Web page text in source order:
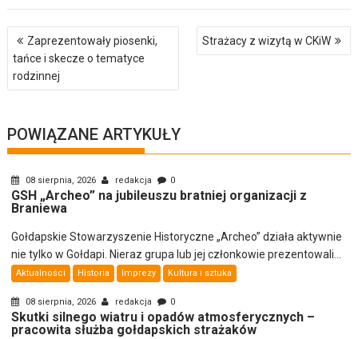
Nawigacja
wpisu
Zaprezentowały piosenki,
tańce i skecze o tematyce
rodzinnej
Strażacy z wizytą w CKiW
POWIĄZANE ARTYKUŁY
08 sierpnia, 2026 redakcja 0
GSH „Archeo” na jubileuszu bratniej organizacji z
Braniewa
Gołdapskie Stowarzyszenie Historyczne „Archeo” działa aktywnie
nie tylko w Gołdapi. Nieraz grupa lub jej członkowie prezentowali...
Aktualności Historia Imprezy Kultura i sztuka
08 sierpnia, 2026 redakcja 0
Skutki silnego wiatru i opadów atmosferycznych –
pracowita służba gołdapskich strażaków